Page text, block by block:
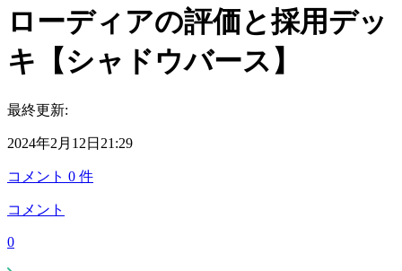
ローディアの評価と採用デッ
キ【シャドウバース】
最終更新:
2024年2月12日21:29
コメント 0 件
コメント
0